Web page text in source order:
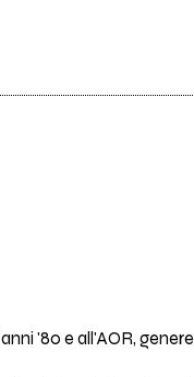
'80 e all'AOR, genere